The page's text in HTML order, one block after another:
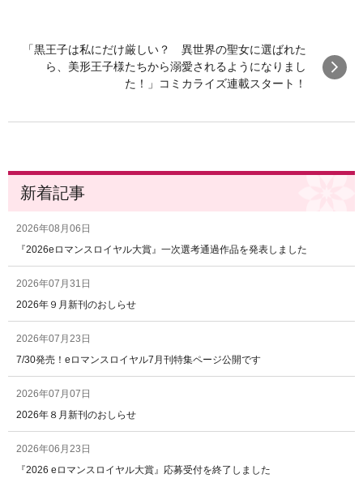
「黒王子は私にだけ厳しい？ 異世界の聖女に選ばれた
ら、美形王子様たちから溺愛されるようになりまし
た！」コミカライズ連載スタート！
新着記事
2026年08月06日
『2026eロマンスロイヤル大賞』一次選考通過作品を発表しました
2026年07月31日
2026年９月新刊のおしらせ
2026年07月23日
7/30発売！eロマンスロイヤル7月刊特集ページ公開です
2026年07月07日
2026年８月新刊のおしらせ
2026年06月23日
『2026 eロマンスロイヤル大賞』応募受付を終了しました